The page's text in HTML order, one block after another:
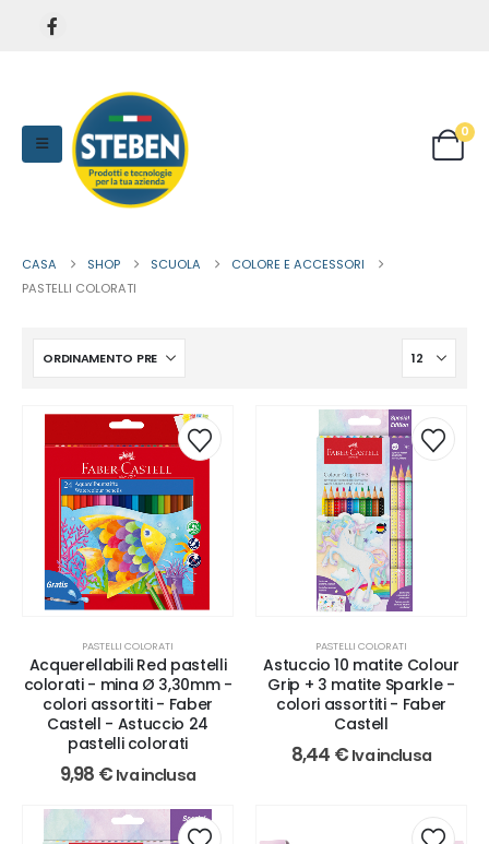
0
CASA SHOP SCUOLA
COLORE E ACCESSORI
PASTELLI COLORATI
PASTELLI COLORATI
Acquerellabili Red pastelli
colorati - mina Ø 3,30mm -
colori assortiti - Faber
Castell - Astuccio 24
pastelli colorati
9,98 € Iva inclusa
PASTELLI COLORATI
Astuccio 10 matite Colour
Grip + 3 matite Sparkle -
colori assortiti - Faber
Castell
8,44 € Iva inclusa